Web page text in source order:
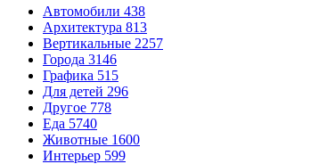
Автомобили 438
Архитектура 813
Вертикальные 2257
Города 3146
Графика 515
Для детей 296
Другое 778
Еда 5740
Животные 1600
Интерьер 599